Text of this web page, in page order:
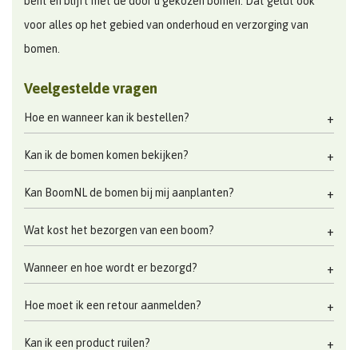
voor alles op het gebied van onderhoud en verzorging van
bomen.
Veelgestelde vragen
Hoe en wanneer kan ik bestellen?
Kan ik de bomen komen bekijken?
Kan BoomNL de bomen bij mij aanplanten?
Wat kost het bezorgen van een boom?
Wanneer en hoe wordt er bezorgd?
Hoe moet ik een retour aanmelden?
Kan ik een product ruilen?